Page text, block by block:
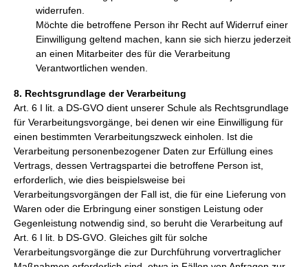
widerrufen.
Möchte die betroffene Person ihr Recht auf Widerruf einer
Einwilligung geltend machen, kann sie sich hierzu jederzeit
an einen Mitarbeiter des für die Verarbeitung
Verantwortlichen wenden.
8. Rechtsgrundlage der Verarbeitung
Art. 6 I lit. a DS-GVO dient unserer Schule als Rechtsgrundlage
für Verarbeitungsvorgänge, bei denen wir eine Einwilligung für
einen bestimmten Verarbeitungszweck einholen. Ist die
Verarbeitung personenbezogener Daten zur Erfüllung eines
Vertrags, dessen Vertragspartei die betroffene Person ist,
erforderlich, wie dies beispielsweise bei
Verarbeitungsvorgängen der Fall ist, die für eine Lieferung von
Waren oder die Erbringung einer sonstigen Leistung oder
Gegenleistung notwendig sind, so beruht die Verarbeitung auf
Art. 6 I lit. b DS-GVO. Gleiches gilt für solche
Verarbeitungsvorgänge die zur Durchführung vorvertraglicher